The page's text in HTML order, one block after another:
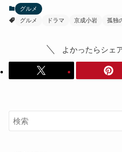
グルメ
グルメ
ドラマ 京成小岩 孤独
よかったらシェ